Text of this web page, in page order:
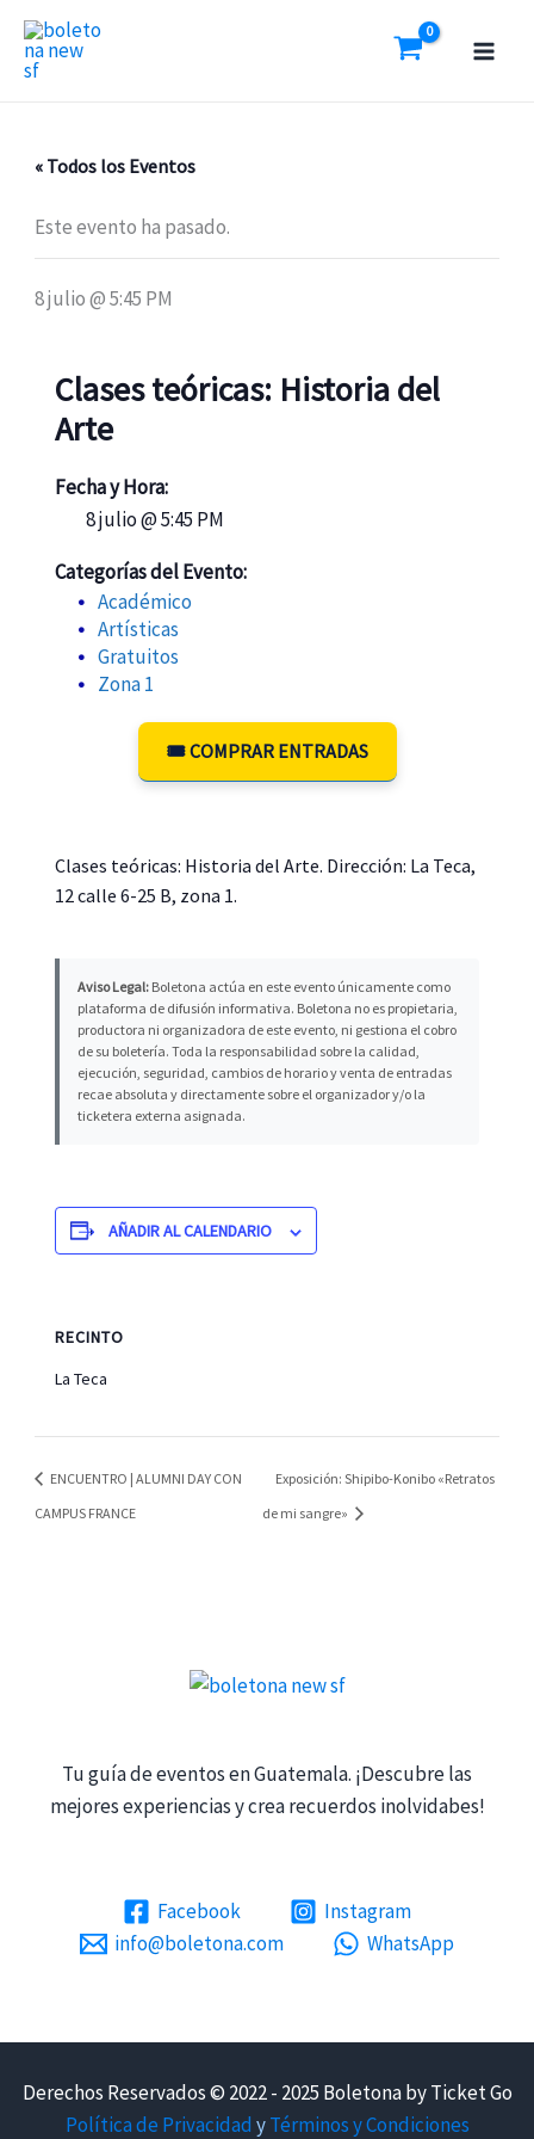
contenido
« Todos los Eventos
Este evento ha pasado.
8 julio @ 5:45 PM
Clases teóricas: Historia del
Arte
Fecha y Hora:
8 julio @ 5:45 PM
Categorías del Evento:
Académico
Artísticas
Gratuitos
Zona 1
🎟️ COMPRAR ENTRADAS
Clases teóricas: Historia del Arte. Dirección: La Teca,
12 calle 6-25 B, zona 1.
Aviso Legal: Boletona actúa en este evento únicamente como
plataforma de difusión informativa. Boletona no es propietaria,
productora ni organizadora de este evento, ni gestiona el cobro
de su boletería. Toda la responsabilidad sobre la calidad,
ejecución, seguridad, cambios de horario y venta de entradas
recae absoluta y directamente sobre el organizador y/o la
ticketera externa asignada.
AÑADIR AL CALENDARIO
RECINTO
La Teca
ENCUENTRO | ALUMNI DAY CON
CAMPUS FRANCE
Exposición: Shipibo-Konibo «Retratos
de mi sangre»
Tu guía de eventos en Guatemala. ¡Descubre las
mejores experiencias y crea recuerdos inolvidabes!
Facebook
Instagram
info@boletona.com
WhatsApp
Derechos Reservados © 2022 - 2025 Boletona by Ticket Go
Política de Privacidad yTérminos y Condiciones